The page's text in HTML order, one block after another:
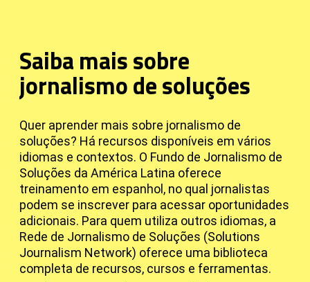
Saiba mais sobre
jornalismo de soluções
Quer aprender mais sobre jornalismo de
soluções? Há recursos disponíveis em vários
idiomas e contextos. O Fundo de Jornalismo de
Soluções da América Latina oferece
treinamento em espanhol, no qual jornalistas
podem se inscrever para acessar oportunidades
adicionais. Para quem utiliza outros idiomas, a
Rede de Jornalismo de Soluções (Solutions
Journalism Network) oferece uma biblioteca
completa de recursos, cursos e ferramentas.